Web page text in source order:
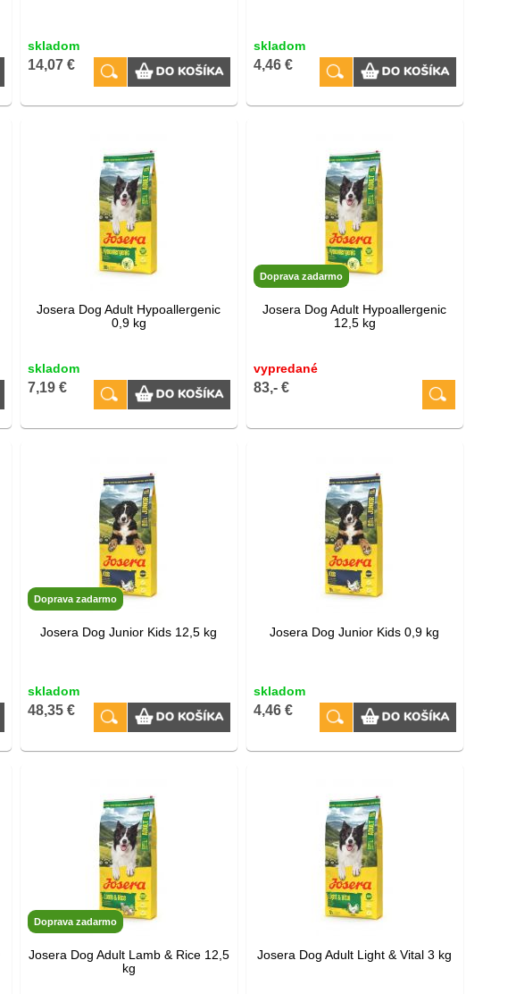
skladom
14,07 €
skladom
4,46 €
Josera Dog Adult Hypoallergenic
0,9 kg
skladom
7,19 €
Doprava zadarmo
Josera Dog Adult Hypoallergenic
12,5 kg
vypredané
83,- €
Doprava zadarmo
Josera Dog Junior Kids 12,5 kg
skladom
48,35 €
Josera Dog Junior Kids 0,9 kg
skladom
4,46 €
Doprava zadarmo
Josera Dog Adult Lamb & Rice 12,5
kg
Josera Dog Adult Light & Vital 3 kg